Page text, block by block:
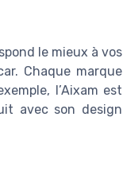
le mieux à vos
Chaque marque
l’Aixam est
avec son design